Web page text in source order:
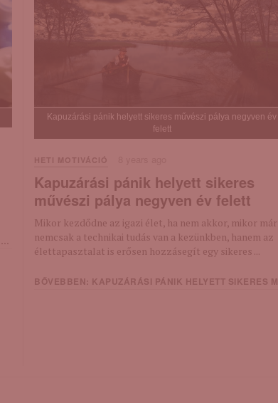
Kapuzárási pánik helyett sikeres művészi pálya negyven év
felett
HETI MOTIVÁCIÓ
Kapuzárási pánik helyett sikeres
művészi pálya negyven év felett
Mikor kezdődne az igazi élet, ha nem akkor, mikor már
nemcsak a technikai tudás van a kezünkben, hanem az
élettapasztalat is erősen hozzásegít egy sikeres ...
BŐVEBBEN: KAPUZÁRÁSI PÁNIK HELYETT SIKERES MŰVÉSZI PÁLYA NEGYVEN ÉV FELETT